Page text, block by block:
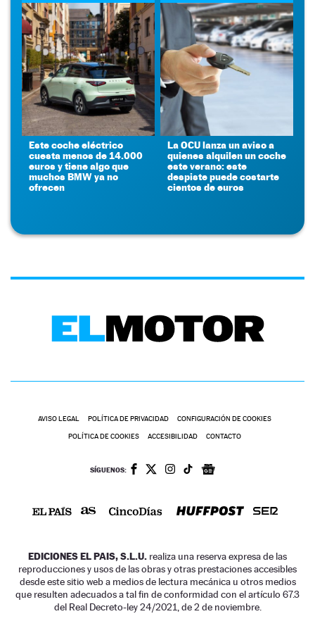
Este coche eléctrico
cuesta menos de 14.000
euros y tiene algo que
muchos BMW ya no
ofrecen
La OCU lanza un aviso a
quienes alquilen un coche
este verano: este
despiste puede costarte
cientos de euros
AVISO LEGAL POLÍTICA DE PRIVACIDAD CONFIGURACIÓN DE COOKIES
POLÍTICA DE COOKIES ACCESIBILIDAD CONTACTO
SÍGUENOS:
EDICIONES EL PAIS, S.L.U. realiza una reserva expresa de las
reproducciones y usos de las obras y otras prestaciones accesibles
desde este sitio web a medios de lectura mecánica u otros medios
que resulten adecuados a tal fin de conformidad con el artículo 67.3
del Real Decreto-ley 24/2021, de 2 de noviembre.